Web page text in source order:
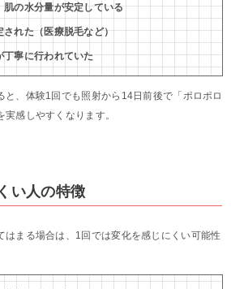
肌の水分量が安定している
れた（医療脱毛など）
丁寧に行われていた
と、体験1回でも照射から14日前後で「ポロポロ
感しやすくなります。
い人の特徴
はまる場合は、1回では変化を感じにくい可能性